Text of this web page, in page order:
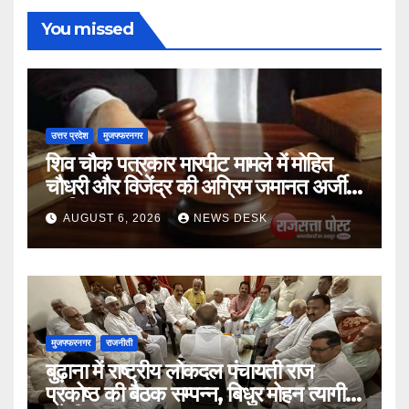
You missed
उत्तर प्रदेश मुजफ्फरनगर
शिव चौक पत्रकार मारपीट मामले में मोहित
चौधरी और विजेंद्र की अग्रिम जमानत अर्जी
खारिज
AUGUST 6, 2026 NEWS DESK
मुजफ्फरनगर राजनीती
बुढ़ाना में राष्ट्रीय लोकदल पंचायती राज
प्रकोष्ठ की बैठक सम्पन्न, बिधुर मोहन त्यागी